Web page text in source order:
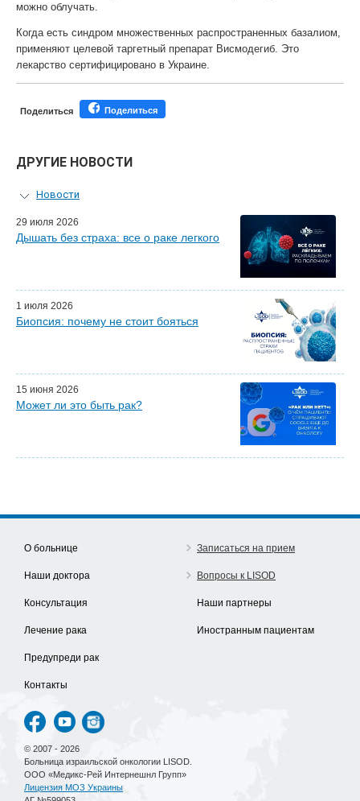
можно облучать.
Когда есть синдром множественных распространенных базалиом,
применяют целевой таргетный препарат Висмодегиб. Это
лекарство сертифицировано в Украине.
Поделиться Поделиться
ДРУГИЕ НОВОСТИ
Новости
Персональный гид
Мастер-классы для врачей
Наши партнеры
29 июля 2026
Дышать без страха: все о раке легкого
1 июля 2026
Биопсия: почему не стоит бояться
15 июня 2026
Может ли это быть рак?
О больнице
Наши доктора
Консультация
Лечение рака
Предупреди рак
Контакты
Записаться на прием
Вопросы к LISOD
Наши партнеры
Иностранным пациентам
© 2007 - 2026
Больница израильской онкологии LISOD.
ООО «Медикс-Рей Интернешнл Групп»
Лицензия МОЗ Украины